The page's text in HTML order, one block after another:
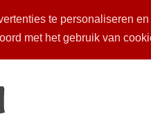
te personaliseren
met het gebruik van